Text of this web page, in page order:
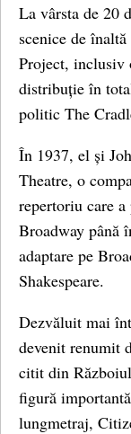
La vârsta de 20
scenice de
Project, inclusiv
distribuție în
politic The
În 1937, el și
Theatre, o
repertoriu care
Broadway până
adaptare pe
Shakespeare.
Dezvăluit mai
devenit renumit
citit din
figură
lungmetraj,